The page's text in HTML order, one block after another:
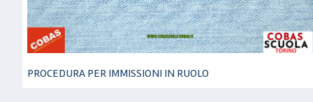
PROCEDURA PER IMMISSIONI IN RUOLO